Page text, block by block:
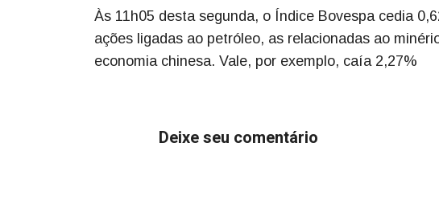
Às 11h05 desta segunda, o Índice Bovespa cedia
ações ligadas ao petróleo, as relacionadas ao
economia chinesa. Vale, por exemplo, caía 2,27%
Deixe seu comentário